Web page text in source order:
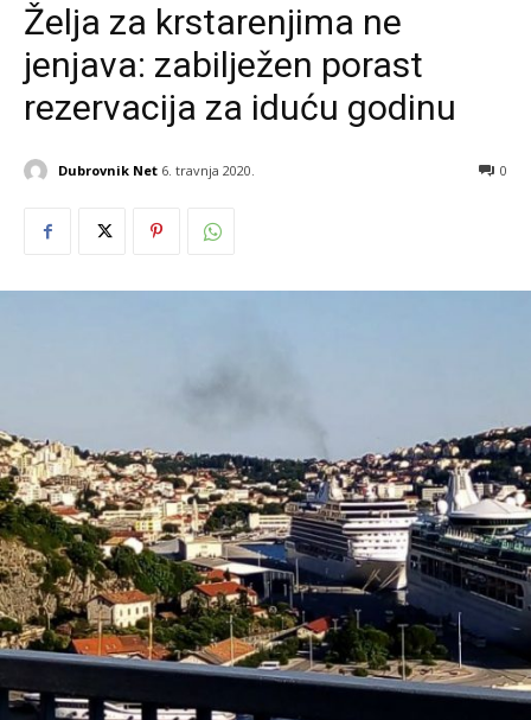
Želja za krstarenjima ne
jenjava: zabilježen porast
rezervacija za iduću godinu
Dubrovnik Net 6. travnja 2020. 0